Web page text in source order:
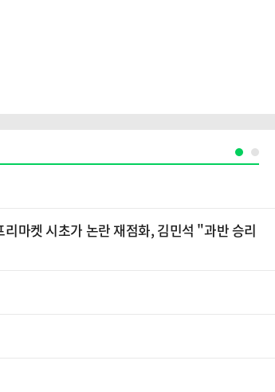
마켓 시초가 논란 재점화, 김민석 "과반 승리